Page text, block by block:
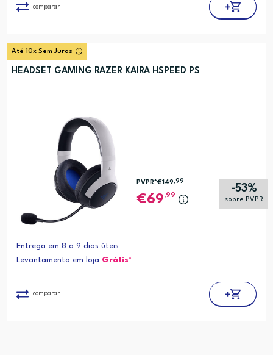
comparar
Até 10x Sem Juros
HEADSET GAMING RAZER KAIRA HSPEED PS
-53%
sobre PVPR
PVPR*€149,99
69,99
Entrega em 8 a 9 dias úteis
Levantamento em loja Grátis*
comparar